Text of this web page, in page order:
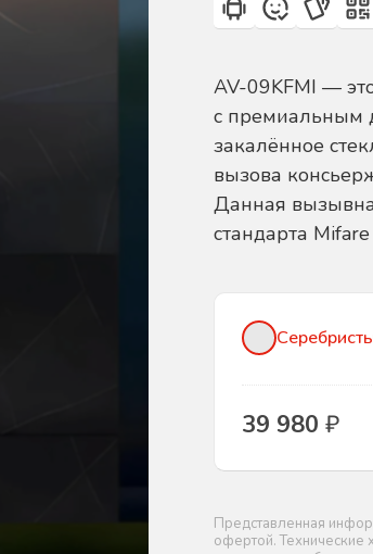
AV-09KFMI —
с премиальным
закалённое
вызова
Данная
стандарта
39 980 ₽
Представленная
офертой. Технические